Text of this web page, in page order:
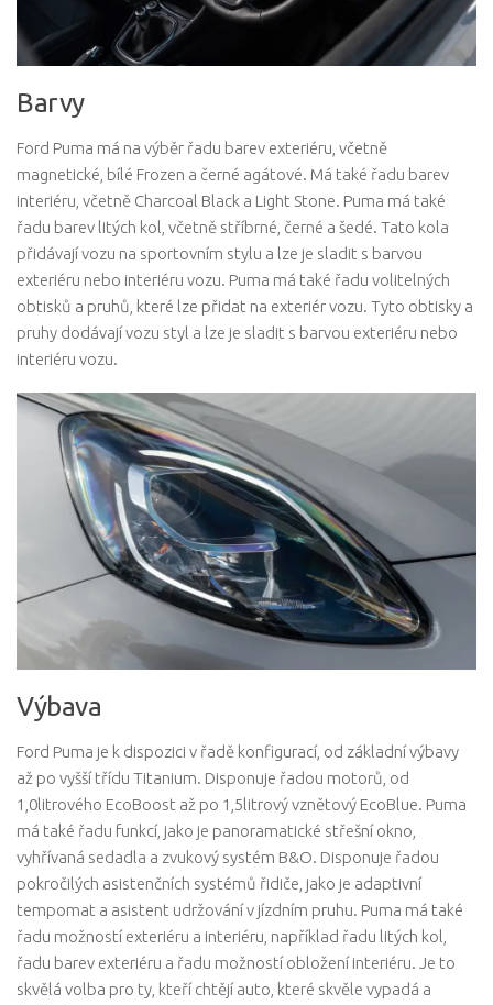
Barvy
Ford Puma má na výběr řadu barev exteriéru, včetně
magnetické, bílé Frozen a černé agátové. Má také řadu barev
interiéru, včetně Charcoal Black a Light Stone. Puma má také
řadu barev litých kol, včetně stříbrné, černé a šedé. Tato kola
přidávají vozu na sportovním stylu a lze je sladit s barvou
exteriéru nebo interiéru vozu. Puma má také řadu volitelných
obtisků a pruhů, které lze přidat na exteriér vozu. Tyto obtisky a
pruhy dodávají vozu styl a lze je sladit s barvou exteriéru nebo
interiéru vozu.
Výbava
Ford Puma je k dispozici v řadě konfigurací, od základní výbavy
až po vyšší třídu Titanium. Disponuje řadou motorů, od
1,0litrového EcoBoost až po 1,5litrový vznětový EcoBlue. Puma
má také řadu funkcí, jako je panoramatické střešní okno,
vyhřívaná sedadla a zvukový systém B&O. Disponuje řadou
pokročilých asistenčních systémů řidiče, jako je adaptivní
tempomat a asistent udržování v jízdním pruhu. Puma má také
řadu možností exteriéru a interiéru, například řadu litých kol,
řadu barev exteriéru a řadu možností obložení interiéru. Je to
skvělá volba pro ty, kteří chtějí auto, které skvěle vypadá a